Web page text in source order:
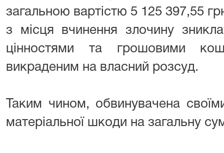
загальною вартістю 5 125 397,55
з місця вчинення злочину
цінностями та грошовими
викраденим на власний розсуд.
Таким чином, обвинувачена
матеріальної шкоди на загальну